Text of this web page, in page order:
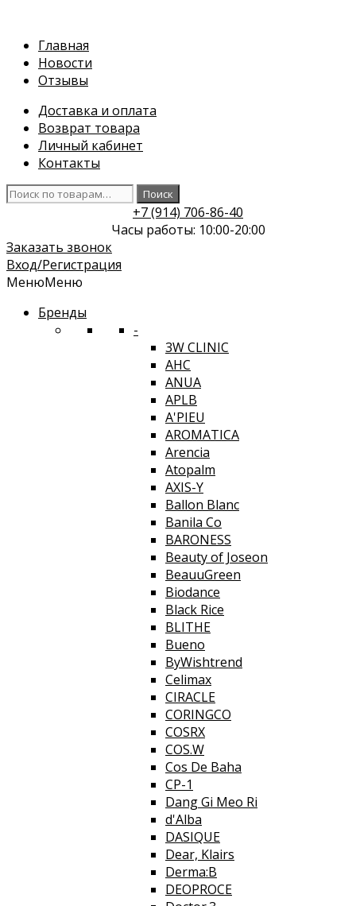
содержимому
Главная
Новости
Отзывы
Доставка и оплата
Возврат товара
Личный кабинет
Контакты
Искать:
Поиск
+7 (914) 706-86-40
Часы работы: 10:00-20:00
Заказать звонок
Вход/Регистрация
МенюМеню
Бренды
-
3W CLINIC
AHC
ANUA
APLB
A'PIEU
AROMATICA
Arencia
Atopalm
AXIS-Y
Ballon Blanc
Banila Co
BARONESS
Beauty of Joseon
BeauuGreen
Biodance
Black Rice
BLITHE
Bueno
ByWishtrend
Celimax
CIRACLE
CORINGCO
COSRX
COS.W
Cos De Baha
CP-1
Dang Gi Meo Ri
d'Alba
DASIQUE
Dear, Klairs
Derma:B
DEOPROCE